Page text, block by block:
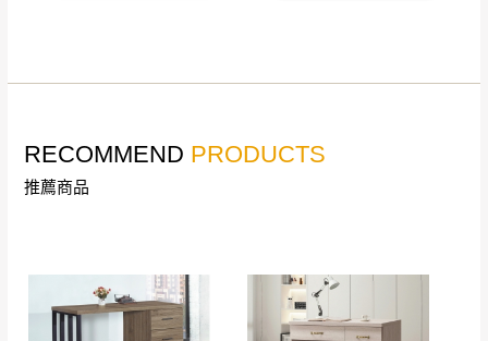
RECOMMEND PRODUCTS
推薦商品